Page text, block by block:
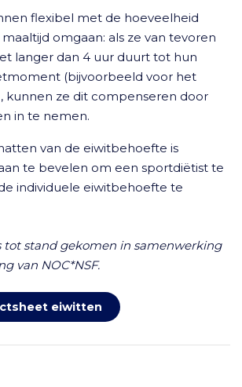
flexibel met de hoeveelheid
omgaan: als ze van tevoren
langer dan 4 uur duurt tot hun
(bijvoorbeeld voor het
kunnen ze dit compenseren door
in te nemen.
van de eiwitbehoefte is
te bevelen om een sportdiëtist te
individuele eiwitbehoefte te
tot stand gekomen in samenwerking
van NOC*NSF.
eiwitten